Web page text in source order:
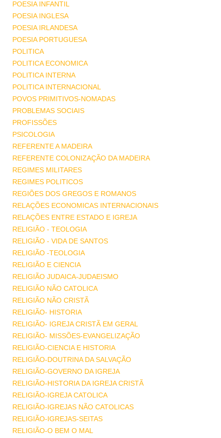
POESIA INFANTIL
POESIA INGLESA
POESIA IRLANDESA
POESIA PORTUGUESA
POLITICA
POLITICA ECONOMICA
POLITICA INTERNA
POLITICA INTERNACIONAL
POVOS PRIMITIVOS-NOMADAS
PROBLEMAS SOCIAIS
PROFISSÕES
PSICOLOGIA
REFERENTE A MADEIRA
REFERENTE COLONIZAÇÃO DA MADEIRA
REGIMES MILITARES
REGIMES POLITICOS
REGIÕES DOS GREGOS E ROMANOS
RELAÇÕES ECONOMICAS INTERNACIONAIS
RELAÇÕES ENTRE ESTADO E IGREJA
RELIGIÃO - TEOLOGIA
RELIGIÃO - VIDA DE SANTOS
RELIGIÃO -TEOLOGIA
RELIGIÃO E CIENCIA
RELIGIÃO JUDAICA-JUDAEISMO
RELIGIÃO NÃO CATOLICA
RELIGIÃO NÃO CRISTÃ
RELIGIÃO- HISTORIA
RELIGIÃO- IGREJA CRISTÃ EM GERAL
RELIGIÃO- MISSÕES-EVANGELIZAÇÃO
RELIGIÃO-CIENCIA E HISTORIA
RELIGIÃO-DOUTRINA DA SALVAÇÃO
RELIGIÃO-GOVERNO DA IGREJA
RELIGIÃO-HISTORIA DA IGREJA CRISTÃ
RELIGIÃO-IGREJA CATOLICA
RELIGIÃO-IGREJAS NÃO CATOLICAS
RELIGIÃO-IGREJAS-SEITAS
RELIGIÃO-O BEM O MAL